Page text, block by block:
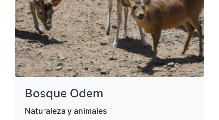
Bosque Odem
Naturaleza y animales